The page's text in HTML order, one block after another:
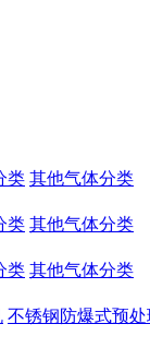
类 其他气体分类
类 其他气体分类
类 其他气体分类
不锈钢防爆式预